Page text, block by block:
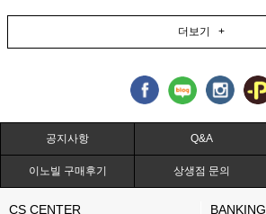
더보기 +
공지사항 Q&A
이노빌 구매후기 상생점 문의
CS CENTER BANKING